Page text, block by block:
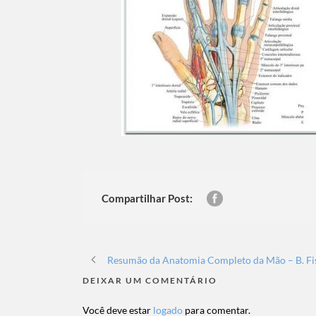
Compartilhar Post:
Resumão da Anatomia Completo da Mão – B.
DEIXAR UM COMENTÁRIO
Você deve estar logado para comentar.